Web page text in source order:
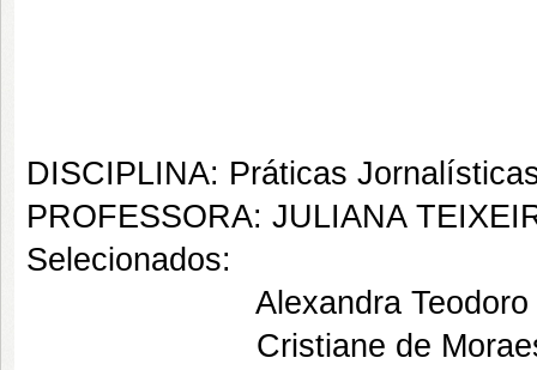
DISCIPLINA: Práticas
PROFESSORA: JULIANA
Selecionados:
Alexandra Teodoro
Cristiane de Moraes